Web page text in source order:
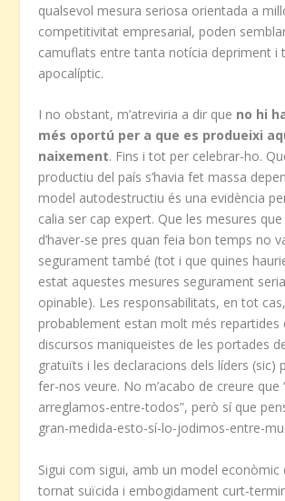
qualsevol mesura seriosa orientada a
competitivitat empresarial, poden
camuflats entre tanta notícia depriment i
apocalíptic.
I no obstant, m’atreviria a dir que no hi
més oportú per a que es produeixi
naixement. Fins i tot per celebrar-ho.
productiu del país s’havia fet massa
model autodestructiu és una evidència
calia ser cap expert. Que les mesures
d’haver-se pres quan feia bon temps no
segurament també (tot i que quines
estat aquestes mesures segurament
opinable). Les responsabilitats, en tot cas,
probablement estan molt més repartides
discursos maniqueistes de les portades
gratuïts i les declaracions dels líders (sic)
fer-nos veure. No m’acabo de creure
arreglamos-entre-todos”, però sí que
gran-medida-esto-sí-lo-jodimos-entre-
Sigui com sigui, amb un model econòmic
tornat suïcida i embogidament curt-